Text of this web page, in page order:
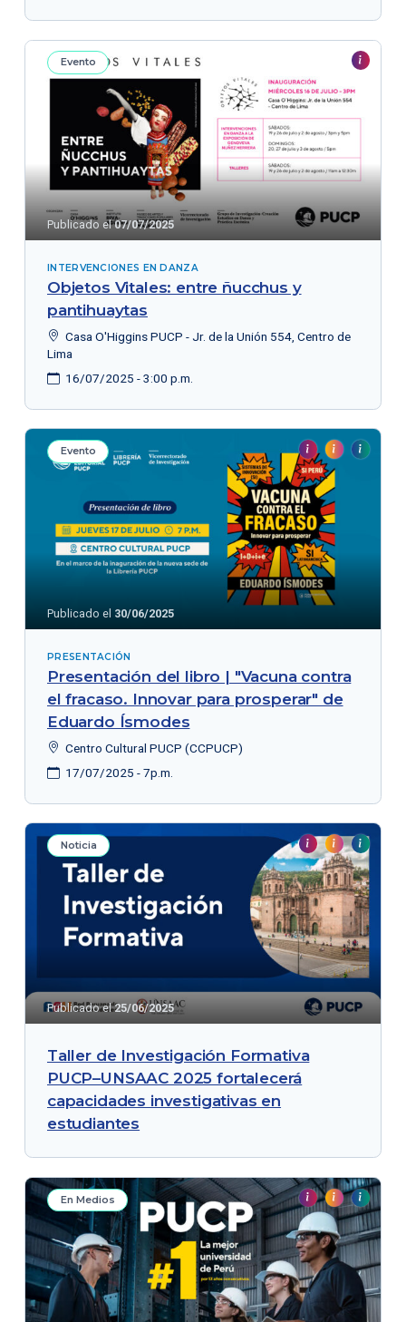
Evento
Publicado el07/07/2025
INTERVENCIONES EN DANZA
Objetos Vitales: entre ñucchus y
pantihuaytas
Casa O'Higgins PUCP - Jr. de la Unión 554, Centro de
Lima
16/07/2025 - 3:00 p.m.
Evento
Publicado el 30/06/2025
PRESENTACIÓN
Presentación del libro | "Vacuna contra
el fracaso. Innovar para prosperar" de
Eduardo Ísmodes
Centro Cultural PUCP (CCPUCP)
17/07/2025 - 7p.m.
Noticia
Publicado el25/06/2025
Taller de Investigación Formativa
PUCP–UNSAAC 2025 fortalecerá
capacidades investigativas en
estudiantes
En Medios